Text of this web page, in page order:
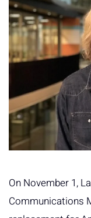
On November 1,
Communications